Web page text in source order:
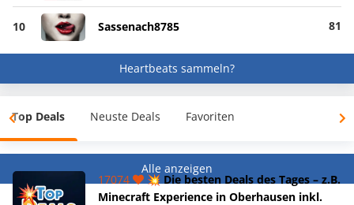
10 Sassenach8785 81
Heartbeats sammeln?
Top Deals Neuste Deals Favoriten
Alle anzeigen
17074
💥 Die besten Deals des Tages – z.B.
Minecraft Experience in Oberhausen inkl.